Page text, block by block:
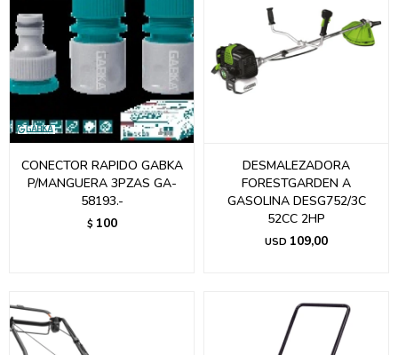
CONECTOR RAPIDO GABKA
P/MANGUERA 3PZAS GA-
58193.-
$ 100
DESMALEZADORA
FORESTGARDEN A
GASOLINA DESG752/3C
52CC 2HP
USD 109,00